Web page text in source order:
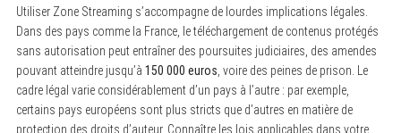
Utiliser Zone Streaming s’accompagne de lourdes implications légales.
Dans des pays comme la France, le téléchargement de contenus protégés
sans autorisation peut entraîner des poursuites judiciaires, des amendes
pouvant atteindre jusqu’à 150 000 euros , voire des peines de prison. Le
cadre légal varie considérablement d’un pays à l’autre : par exemple,
certains pays européens sont plus stricts que d’autres en matière de
protection des droits d’auteur. Connaître les lois applicables dans votre
c
h
r
: